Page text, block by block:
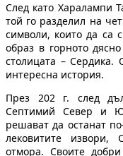
След като Харалампи
той го разделил на
символи, които да са
образ в горното
столицата – Сердика.
интересна история.
През 202 г. след
Септимий Север и
решават да останат
лековитите извори,
отмора. Своите